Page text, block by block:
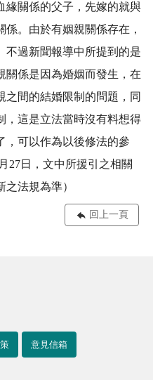
緣關係的父子，先嫁的就與
。由於有姻親關係存在，
不過新聞報導中所提到的是
關係是因為婚姻而發生，在
間的結婚限制的問題，同
，這是立法當時沒有料想得
，可以作為以後修法的參
27日，文中所援引之相關
法規為準）
回上一頁
意見信箱